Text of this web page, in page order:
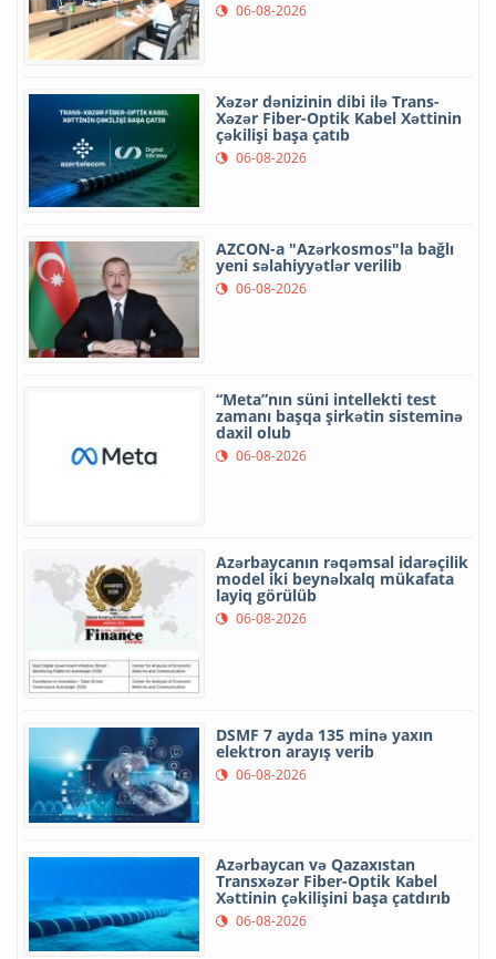
06-08-2026
Xəzər dənizinin dibi ilə Trans-
Xəzər Fiber-Optik Kabel Xəttinin
çəkilişi başa çatıb
06-08-2026
AZCON-a "Azərkosmos"la bağlı
yeni səlahiyyətlər verilib
06-08-2026
“Meta”nın süni intellekti test
zamanı başqa şirkətin sisteminə
daxil olub
06-08-2026
Azərbaycanın rəqəmsal idarəçilik
model iki beynəlxalq mükafata
layiq görülüb
06-08-2026
DSMF 7 ayda 135 minə yaxın
elektron arayış verib
06-08-2026
Azərbaycan və Qazaxıstan
Transxəzər Fiber-Optik Kabel
Xəttinin çəkilişini başa çatdırıb
06-08-2026